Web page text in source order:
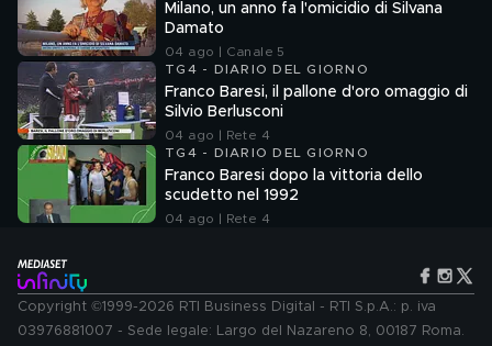
Milano, un anno fa l'omicidio di Silvana
Damato
04 ago | Canale 5
TG4 - DIARIO DEL GIORNO
Franco Baresi, il pallone d'oro omaggio di
Silvio Berlusconi
04 ago | Rete 4
TG4 - DIARIO DEL GIORNO
Franco Baresi dopo la vittoria dello
scudetto nel 1992
04 ago | Rete 4
Copyright ©1999-2026 RTI Business Digital - RTI S.p.A.: p. iva
03976881007 - Sede legale: Largo del Nazareno 8, 00187 Roma.